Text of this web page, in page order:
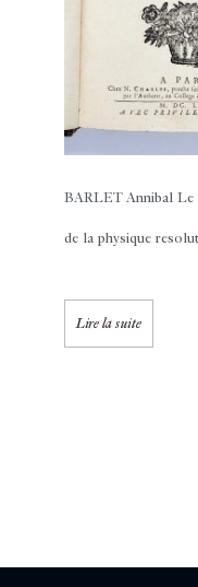
BARLET Annibal Le
de la physique
Lire la suite